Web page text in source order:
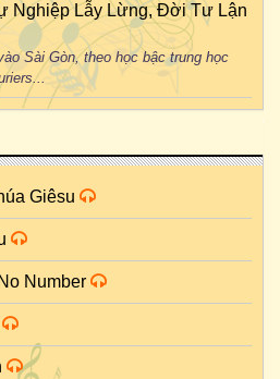
Nghiệp Lẫy Lừng, Đời Tư Lận
Sài Gòn, theo học bậc trung học
Giêsu
Number